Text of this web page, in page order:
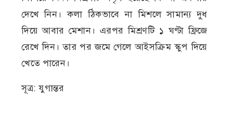
দেখে নিন। কলা ঠিকভাবে না মিশলে সামান্য দুধ
দিয়ে আবার মেশান। এরপর মিশ্রণটি ১ ঘণ্টা ফ্রিজে
রেখে দিন। তার পর জমে গেলে আইসক্রিম স্কুপ দিয়ে
খেতে পারেন।
সূত্র: যুগান্তর